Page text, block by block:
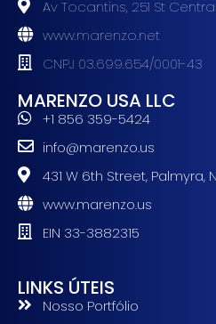
Av Tocantins, 251 St
www.marenzo.net
CNPJ 03.699.654/0001-43
MARENZO USA LLC
+1 856 359-5424
info@marenzo.us
431 W 6th Street, Palmyra,
www.marenzo.us
EIN 33-3882315
LINKS ÚTEIS
Nosso Portfólio